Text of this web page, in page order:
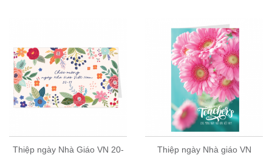
Thiệp ngày Nhà Giáo VN 20-
Thiệp ngày Nhà giáo VN